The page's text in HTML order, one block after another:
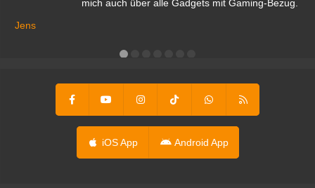
mich auch über alle Gadgets mit Gaming-Bezug.
Jens
iOS App Android App